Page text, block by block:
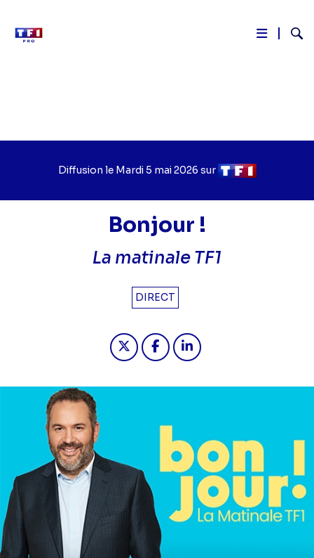
Diffusion le Jour
diffusion
Mardi 5 mai 2026 sur Chaîne
diffusion
Bonjour !
La matinale TF1
DIRECT
Partager "2026-05-05 06:55 -
Partager "2026-05-05